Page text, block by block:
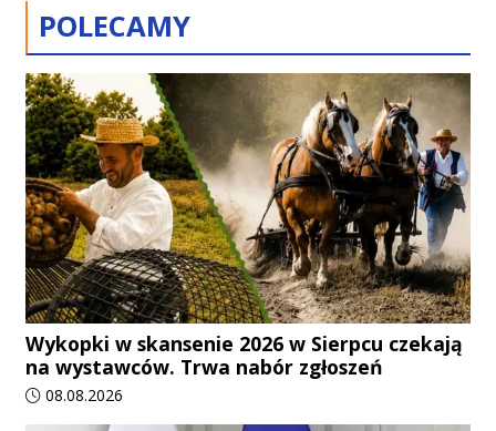
POLECAMY
Wykopki w skansenie 2026 w Sierpcu czekają
na wystawców. Trwa nabór zgłoszeń
Data dodania artykułu:
08.08.2026